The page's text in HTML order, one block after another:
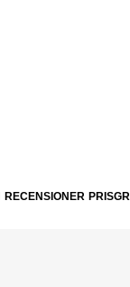
RECENSIONER